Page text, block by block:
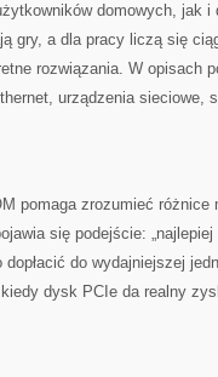
domowych, jak i
gry, a dla pracy liczą się
rozwiązania. W opisach
urządzenia sieciowe,
pomaga zrozumieć różnice
się podejście:
do wydajniejszej
dysk PCIe da realny